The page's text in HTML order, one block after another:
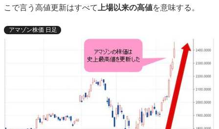
こで言う高値更新はすべて
上場以来の高値を意味する。
アマゾン株価 日足